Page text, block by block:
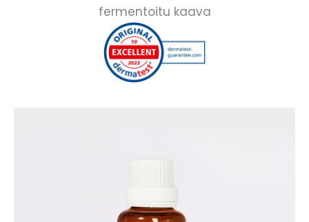
fermentoitu kaava